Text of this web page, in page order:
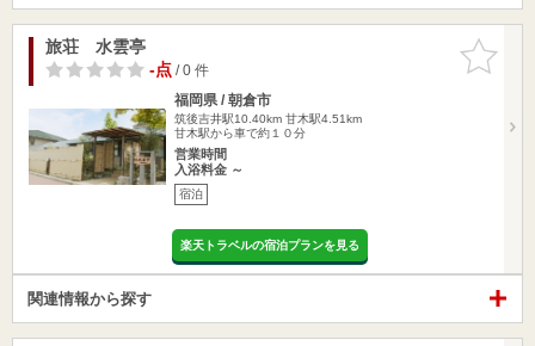
お気に入
りに追加
旅荘 水雲亭
-点/ 0 件
福岡県 / 朝倉市
筑後吉井駅10.40km 甘木駅4.51km
甘木駅から車で約１０分
営業時間
入浴料金 ～
宿泊
楽天トラベルの宿泊プランを見る
関連情報から探す